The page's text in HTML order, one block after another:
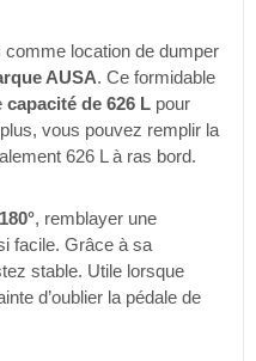
location de dumper
AUSA. Ce formidable
capacité de 626 L pour
vous pouvez remplir la
626 L à ras bord.
, remblayer une
facile. Grâce à sa
stable. Utile lorsque
d’oublier la pédale de